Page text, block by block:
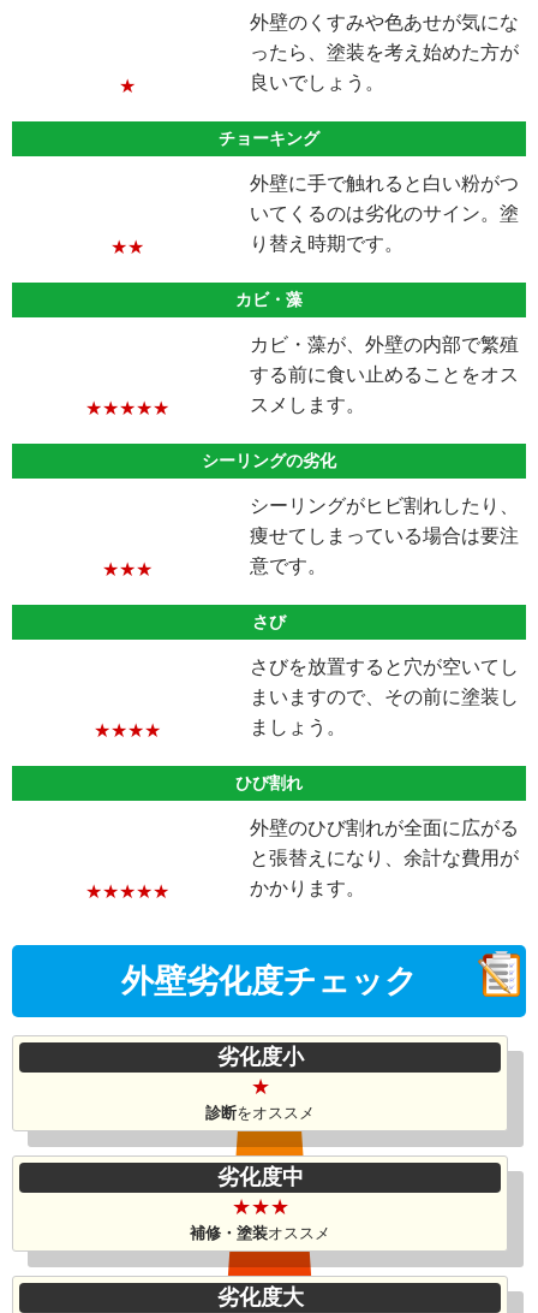
★
外壁のくすみや色あせが気にな
ったら、塗装を考え始めた方が
良いでしょう。
チョーキング
★★
外壁に手で触れると白い粉がつ
いてくるのは劣化のサイン。塗
り替え時期です。
カビ・藻
★★★★★
カビ・藻が、外壁の内部で繁殖
する前に食い止めることをオス
スメします。
シーリングの劣化
★★★
シーリングがヒビ割れしたり、
痩せてしまっている場合は要注
意です。
さび
★★★★
さびを放置すると穴が空いてし
まいますので、その前に塗装し
ましょう。
ひび割れ
★★★★★
外壁のひび割れが全面に広がる
と張替えになり、余計な費用が
かかります。
外壁劣化度チェック
劣化度小
★
診断をオススメ
劣化度中
★★★
補修・塗装オススメ
劣化度大